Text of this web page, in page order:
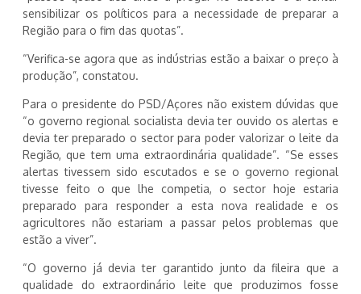
sensibilizar os políticos para a necessidade de preparar a
Região para o fim das quotas”.
“Verifica-se agora que as indústrias estão a baixar o preço à
produção”, constatou.
Para o presidente do PSD/Açores não existem dúvidas que
“o governo regional socialista devia ter ouvido os alertas e
devia ter preparado o sector para poder valorizar o leite da
Região, que tem uma extraordinária qualidade”. “Se esses
alertas tivessem sido escutados e se o governo regional
tivesse feito o que lhe competia, o sector hoje estaria
preparado para responder a esta nova realidade e os
agricultores não estariam a passar pelos problemas que
estão a viver”.
“O governo já devia ter garantido junto da fileira que a
qualidade do extraordinário leite que produzimos fosse